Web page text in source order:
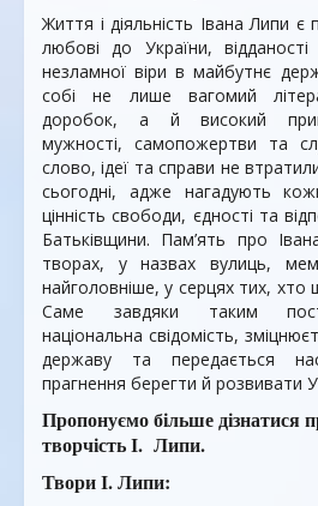
Життя і діяльність Івана Липи
любові до України,
незламної віри в майбутнє
собі не лише вагомий
доробок, а й високий
мужності, самопожертви та
слово, ідеї та справи не
сьогодні, адже нагадують
цінність свободи, єдності та
Батьківщини. Пам’ять про
творах, у назвах вулиць,
найголовніше, у серцях тих, хто
Саме завдяки таким
національна свідомість,
державу та передається
прагнення берегти й розвивати
Пропонуємо більше дізнатися
творчість І. Липи.
Твори І. Липи: